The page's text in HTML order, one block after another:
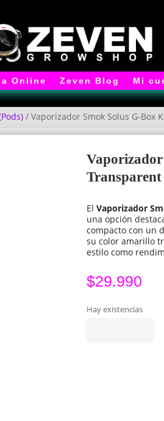
Online Zeven Blog Mi
/ Vaporizador Smok Solus G-Box
Transparent
ElVaporizador
una opción
compacto con un
su color amarillo
estilo como
$29.990
Hay existencias